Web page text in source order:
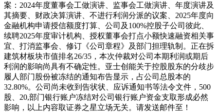
案：2024年度董事会工做演讲、监事会工做演讲、年度演讲及
其摘要、财政决算演讲、不进行利润分派的议案、2025年度向
金融机构申请授信额度打算、公司及100%控股子公司彼此、
续聘2025年度审计机构、授权董事会打点小额快速融资相关事
宜、打消监事会、修订《公司章程》及部门担理轨制。正在拆
建筑材板块市值排名26/35，本次仲裁对公司本期利润或期后
利润的影响尚具有不确定性。亚士创能关于控股股东的分歧步
履人部门股份被冻结的通知布告显示，占公司总股本的
32.80%。公司尚未收到告状状、应诉通知书等法令文件，500
股、20,部门银行账户冻结对公司银行账户资金支取形成必然
影响，以上内容取证券之星立场无关。请发送邮件至！